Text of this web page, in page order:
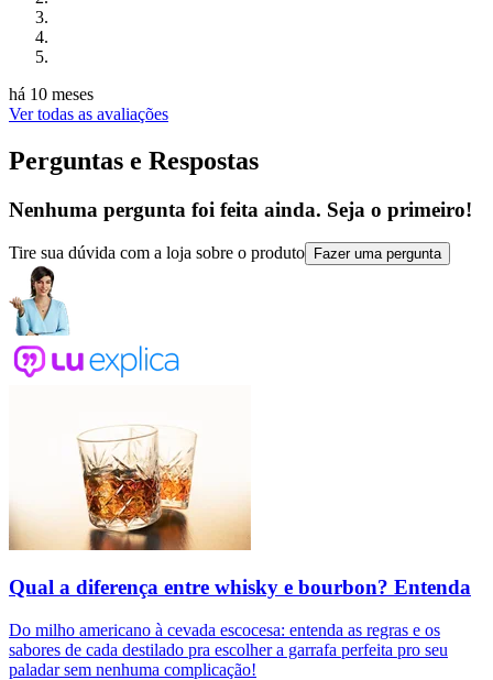
há 10 meses
Ver todas as avaliações
Perguntas e Respostas
Nenhuma pergunta foi feita ainda. Seja o primeiro!
Tire sua dúvida com a loja sobre o produto Fazer uma pergunta
Qual a diferença entre whisky e bourbon? Entenda
Do milho americano à cevada escocesa: entenda as regras e os
sabores de cada destilado pra escolher a garrafa perfeita pro seu
paladar sem nenhuma complicação!